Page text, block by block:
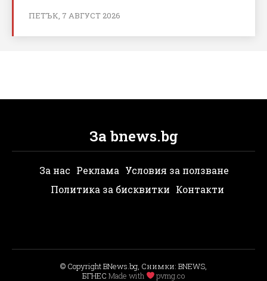
ПЕТЪК, 7 АВГУСТ 2026
За bnews.bg
За нас Реклама Условия за ползване
Политика за бисквитки Контакти
© Copyright BNews.bg, Снимки: BNEWS,
БГНЕС Мade with pvmg.co